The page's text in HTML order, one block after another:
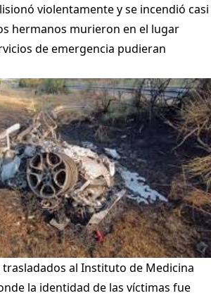
violentamente y se incendió casi
hermanos murieron en el lugar
de emergencia pudieran
al Instituto de Medicina
la identidad de las víctimas fue